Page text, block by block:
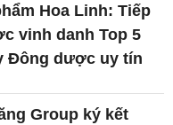
Hoa Linh: Tiếp
vinh danh Top 5
Đông dược uy tín
Group ký kết